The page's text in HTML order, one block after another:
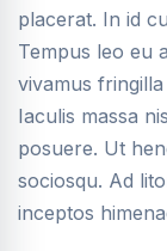
placerat. In id
Tempus leo eu
vivamus
Iaculis massa
posuere. Ut
sociosqu. Ad
inceptos